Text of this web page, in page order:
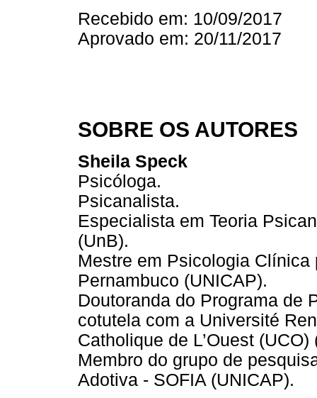
Recebido em: 10/09/2017
Aprovado em: 20/11/2017
SOBRE OS AUTORES
Sheila Speck
Psicóloga.
Psicanalista.
Especialista em Teoria
(UnB).
Mestre em Psicologia
Pernambuco (UNICAP).
Doutoranda do Programa de
cotutela com a Université
Catholique de L’Ouest
Membro do grupo de
Adotiva - SOFIA (UNICAP).